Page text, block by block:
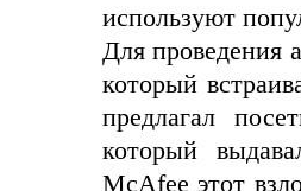
используют
Для проведения
который
предлагал
который
McAfee этот